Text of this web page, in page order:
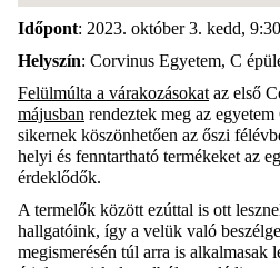
Időpont: 2023. október 3. kedd,
Helyszín: Corvinus Egyetem, C
Felülmúlta a várakozásokat az első
májusban rendeztek meg az
sikernek köszönhetően az őszi
helyi és fenntartható termékeket az
érdeklődők.
A termelők között ezúttal is ott
hallgatóink, így a velük való
megismerésén túl arra is alkalmasak